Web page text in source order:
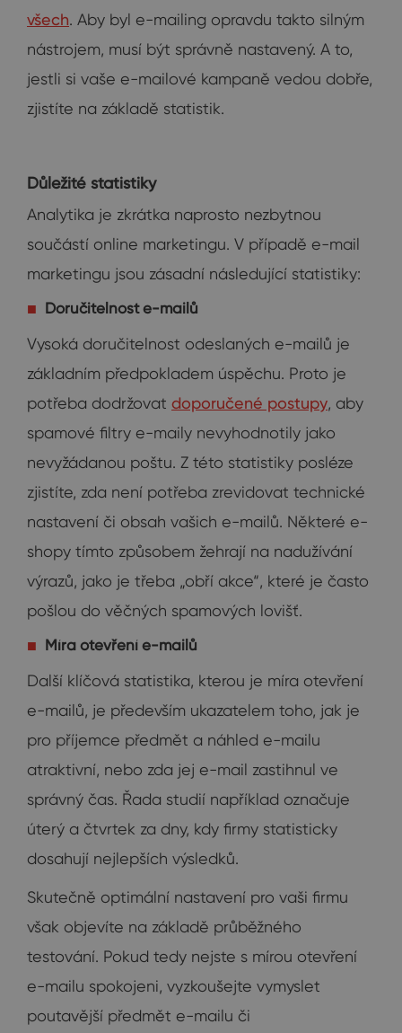
všech. Aby byl e-mailing opravdu takto silným
nástrojem, musí být správně nastavený. A to,
jestli si vaše e-mailové kampaně vedou dobře,
zjistíte na základě statistik.
Důležité statistiky
Analytika je zkrátka naprosto nezbytnou
součástí online marketingu. V případě e-mail
marketingu jsou zásadní následující statistiky:
Doručitelnost e-mailů
Vysoká doručitelnost odeslaných e-mailů je
základním předpokladem úspěchu. Proto je
potřeba dodržovat doporučené postupy, aby
spamové filtry e-maily nevyhodnotily jako
nevyžádanou poštu. Z této statistiky posléze
zjistíte, zda není potřeba zrevidovat technické
nastavení či obsah vašich e-mailů. Některé e-
shopy tímto způsobem žehrají na nadužívání
výrazů, jako je třeba „obří akce“, které je často
pošlou do věčných spamových lovišť.
Míra otevření e-mailů
Další klíčová statistika, kterou je míra otevření
e-mailů, je především ukazatelem toho, jak je
pro příjemce předmět a náhled e-mailu
atraktivní, nebo zda jej e-mail zastihnul ve
správný čas. Řada studií například označuje
úterý a čtvrtek za dny, kdy firmy statisticky
dosahují nejlepších výsledků.
Skutečně optimální nastavení pro vaši firmu
však objevíte na základě průběžného
testování. Pokud tedy nejste s mírou otevření
e-mailu spokojeni, vyzkoušejte vymyslet
poutavější předmět e-mailu či